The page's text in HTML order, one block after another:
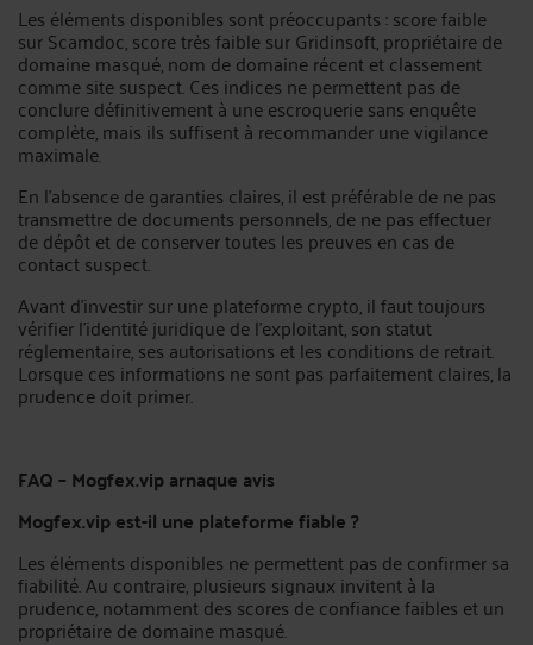
Les éléments disponibles sont préoccupants : score faible
sur Scamdoc, score très faible sur Gridinsoft, propriétaire de
domaine masqué, nom de domaine récent et classement
comme site suspect. Ces indices ne permettent pas de
conclure définitivement à une escroquerie sans enquête
complète, mais ils suffisent à recommander une vigilance
maximale.
En l’absence de garanties claires, il est préférable de ne pas
transmettre de documents personnels, de ne pas effectuer
de dépôt et de conserver toutes les preuves en cas de
contact suspect.
Avant d’investir sur une plateforme crypto, il faut toujours
vérifier l’identité juridique de l’exploitant, son statut
réglementaire, ses autorisations et les conditions de retrait.
Lorsque ces informations ne sont pas parfaitement claires, la
prudence doit primer.
FAQ – Mogfex.vip arnaque avis
Mogfex.vip est-il une plateforme fiable ?
Les éléments disponibles ne permettent pas de confirmer sa
fiabilité. Au contraire, plusieurs signaux invitent à la
prudence, notamment des scores de confiance faibles et un
propriétaire de domaine masqué.